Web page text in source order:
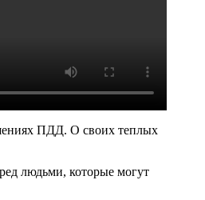
ПДД. О своих теплых
людьми, которые могут